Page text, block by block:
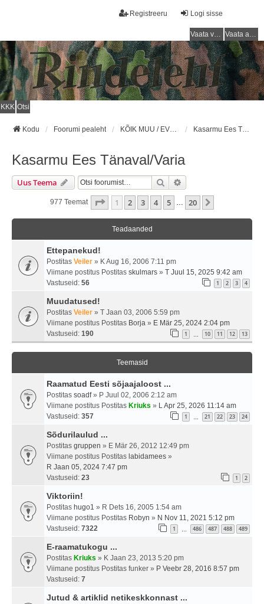
Logi sisse
Registreeru
Vaata vastamata teemasi Vaata aktiivseid teemasid
KKK Otsi
Kodu Foorumi pealeht KÕIK MUU / EVERYTHING ELSE Kasarmu Ees Tänaval/Varia
Kasarmu Ees Tänaval/Varia
Uus Teema Otsi
977 Teemat . Leht20 -st
1 2 3 4 5 … 20
Teadaanded
Ettepanekud!
Postitas Veiler » K Aug 16, 2006 7:11 pm
Viimane postitus Postitas skulmars » T Juul 15, 2025 9:42 am
Vastuseid: 56 1 2 3 4
Muudatused!
Postitas Veiler » T Jaan 03, 2006 5:59 pm
Viimane postitus Postitas Borja » E Mär 25, 2024 2:04 pm
Vastuseid: 190 1 10 11 12 13
Teemasid
Raamatud Eesti sõjaajaloost ...
Postitas soadf» P Juul 02, 2006 2:12 am
Viimane postitus Postitas Kriuks » L Apr 25, 2026 11:14 am
Vastuseid: 357 1 21 22 23 24
Sõdurilaulud ...
Postitas gruppen » E Mär 26, 2012 12:49 pm
Viimane postitus Postitas labidamees »
R Jaan 05, 2024 7:47 pm
Vastuseid: 23 1 2
Viktoriin!
Postitas hugo1 » R Dets 16, 2005 1:54 am
Viimane postitus Postitas Robyn » N Nov 11, 2021 5:12 pm
Vastuseid: 7322 1 486 487 488 489
E-raamatukogu ...
Postitas Kriuks » K Jaan 23, 2013 5:20 pm
Viimane postitus Postitas funker » P Veebr 28, 2016 8:57 pm
Vastuseid: 7
Jutud & artiklid netikeskkonnast ...